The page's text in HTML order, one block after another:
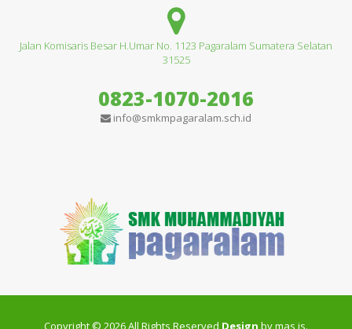
Jalan Komisaris Besar H.Umar No. 1123 Pagaralam Sumatera Selatan
31525
0823-1070-2016
info@smkmpagaralam.sch.id
Copyright © 2026 All Rights Reserved Design by mas is.